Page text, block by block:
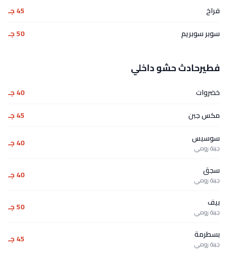
فراخ
45 جـ
سوبر سوبريم
50 جـ
فطيرحادث حشو داخلي
خضروات
40 جـ
مكس جبن
45 جـ
سوسيس
جبنة رومي 40 جـ
سجق
جبنة رومي 40 جـ
بيف
جبنة رومي 50 جـ
بسطرمة
جبنة رومي 45 جـ